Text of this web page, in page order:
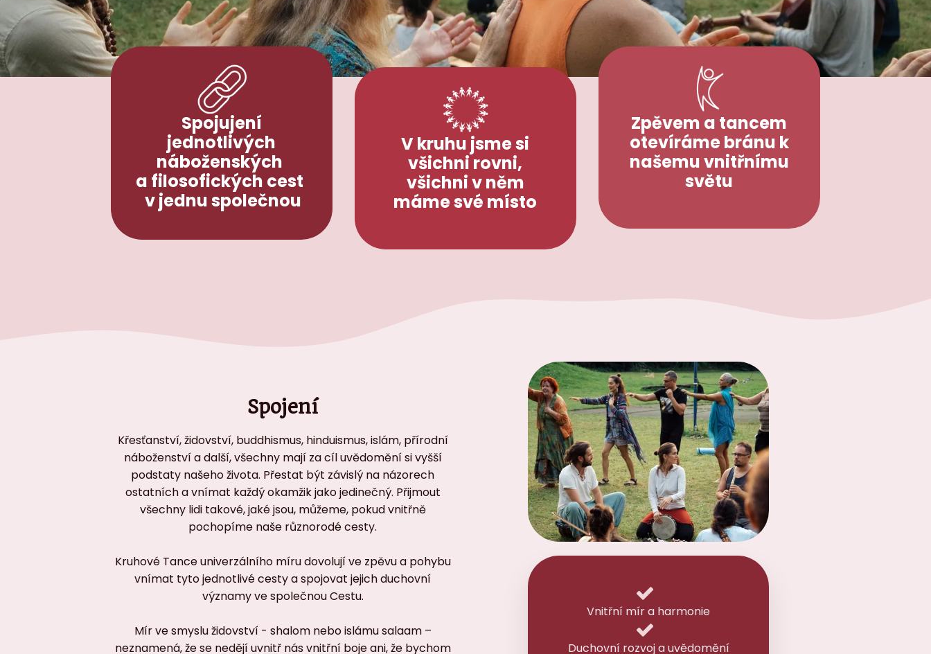
Spojujení
jednotlivých
náboženských
a filosofických cest
v jednu společnou
V kruhu jsme si
všichni rovni,
všichni v něm
máme své místo
Zpěvem a tancem
otevíráme bránu k
našemu vnitřnímu
světu
Spojení
Křesťanství, židovství, buddhismus, hinduismus, islám, přírodní
náboženství a další, všechny mají za cíl uvědomění si vyšší
podstaty našeho života. Přestat být závislý na názorech
ostatních a vnímat každý okamžik jako jedinečný. Přijmout
všechny lidi takové, jaké jsou, můžeme, pokud vnitřně
pochopíme naše různorodé cesty.
Kruhové Tance univerzálního míru dovolují ve zpěvu a pohybu
vnímat tyto jednotlivé cesty a spojovat jejich duchovní
významy ve společnou Cestu.
Mír ve smyslu židovství - shalom nebo islámu salaam –
neznamená, že se nedějí uvnitř nás vnitřní boje ani, že bychom
Vnitřní mír a harmonie
Duchovní rozvoj a uvědomění